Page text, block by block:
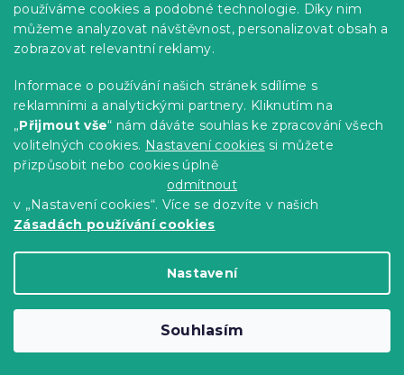
používáme cookies a podobné technologie. Díky nim
můžeme analyzovat návštěvnost, personalizovat obsah a
zobrazovat relevantní reklamy.
Informace o používání našich stránek sdílíme s
reklamními a analytickými partnery. Kliknutím na
„Přijmout vše“ nám dáváte souhlas ke zpracování všech
volitelných cookies. Nastavení cookies si můžete
přizpůsobit nebo cookies úplně
odmítnout
v „Nastavení cookies“. Více se dozvíte v našich
Zásadách používání cookies
Nastavení
Souhlasím
Dekorační polštářek FLORIE 45x45 cm,
světle růžový
Skladem (>10 ks)